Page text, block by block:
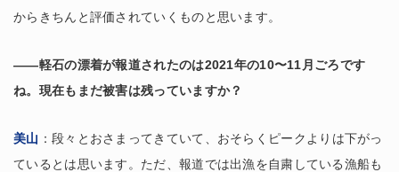
からきちんと評価されていくものと思います。
――軽石の漂着が報道されたのは2021年の10〜11月ごろです
ね。現在もまだ被害は残っていますか？
美山 ：段々とおさまってきていて、おそらくピークよりは下がっ
ているとは思います。ただ、報道では出漁を自粛している漁船も